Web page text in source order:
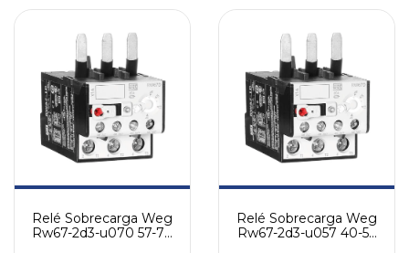
Relé Sobrecarga Weg
Rw67-2d3-u070 57-70
Relé Sobrecarga Weg
Rw67-2d3-u057 40-57